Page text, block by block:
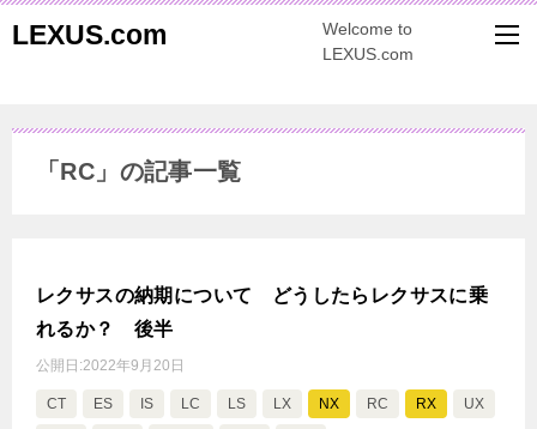
LEXUS.com
Welcome to
LEXUS.com
「RC」の記事一覧
レクサスの納期について どうしたらレクサスに乗
れるか？ 後半
公開日:2022年9月20日
CT ES IS LC LS LX NX RC RX UX